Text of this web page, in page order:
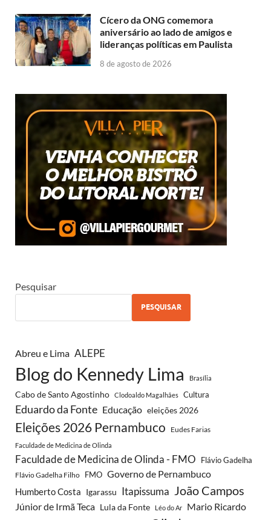
Cícero da ONG comemora
aniversário ao lado de amigos e
lideranças políticas em Paulista
8 de agosto de 2026
Pesquisar
PESQUISAR
Abreu e Lima ALEPE
Blog do Kennedy Lima Brasília
Cabo de Santo Agostinho Clodoaldo Magalhães Cultura
Eduardo da Fonte Educação eleições 2026
Eleições 2026 Pernambuco Eudes Farias
Faculdade de Medicina de Olinda
Faculdade de Medicina de Olinda - FMO Flávio Gadelha
Flávio Gadelha Filho FMO Governo de Pernambuco
Humberto Costa Igarassu Itapissuma João Campos
Júnior de Irmã Teca Lula da Fonte Léo do Ar Mario Ricardo